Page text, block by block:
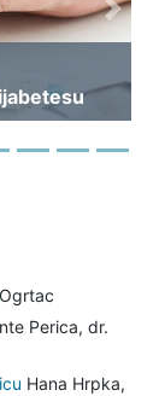
Next
Ogrtac
Perica, dr.
Hana Hrpka,